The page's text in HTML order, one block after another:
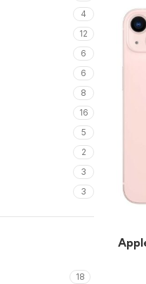
4
12
6
6
8
16
5
2
3
3
18